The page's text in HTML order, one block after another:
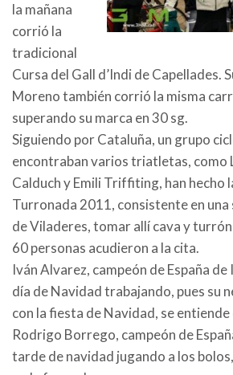
la mañana
corrió la
tradicional
Cursa del Gall d’Indi de Capellades.
Moreno también corrió la misma
superando su marca en 30 sg.
Siguiendo por Cataluña, un grupo
encontraban varios triatletas, como
Calduch y Emili Triffiting, han hecho
Turronada 2011, consistente en una
de Viladeres, tomar allí cava y
60 personas acudieron a la cita.
Iván Alvarez, campeón de España de
día de Navidad trabajando, pues su
con la fiesta de Navidad, se entiende
Rodrigo Borrego, campeón de
tarde de navidad jugando a los